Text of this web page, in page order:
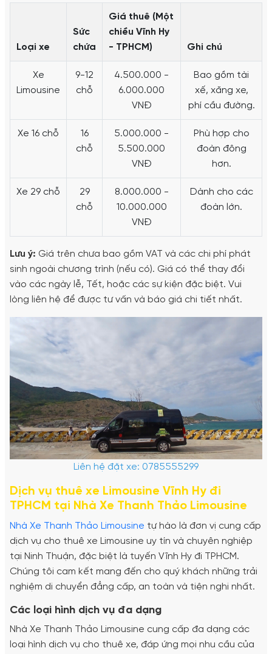
Loại xe
Sức
chứa
Giá thuê (Một
chiều Vĩnh Hy
- TPHCM)
Ghi chú
Xe
Limousine
9-12
chỗ
4.500.000 -
6.000.000
VNĐ
Bao gồm tài
xế, xăng xe,
phí cầu đường.
Xe 16 chỗ
16
chỗ
5.000.000 -
5.500.000
VNĐ
Phù hợp cho
đoàn đông
hơn.
Xe 29 chỗ
29
chỗ
8.000.000 -
10.000.000
VNĐ
Dành cho các
đoàn lớn.
Lưu ý: Giá trên chưa bao gồm VAT và các chi phí phát
sinh ngoài chương trình (nếu có). Giá có thể thay đổi
vào các ngày lễ, Tết, hoặc các sự kiện đặc biệt. Vui
lòng liên hệ để được tư vấn và báo giá chi tiết nhất.
Liên hệ đặt xe: 0785555299
Dịch vụ thuê xe Limousine Vĩnh Hy đi
TPHCM tại Nhà Xe Thanh Thảo Limousine
Nhà Xe Thanh Thảo Limousine tự hào là đơn vị cung cấp
dịch vụ cho thuê xe Limousine uy tín và chuyên nghiệp
tại Ninh Thuận, đặc biệt là tuyến Vĩnh Hy đi TPHCM.
Chúng tôi cam kết mang đến cho quý khách những trải
nghiệm di chuyển đẳng cấp, an toàn và tiện nghi nhất.
Các loại hình dịch vụ đa dạng
Nhà Xe Thanh Thảo Limousine cung cấp đa dạng các
loại hình dịch vụ cho thuê xe, đáp ứng mọi nhu cầu của